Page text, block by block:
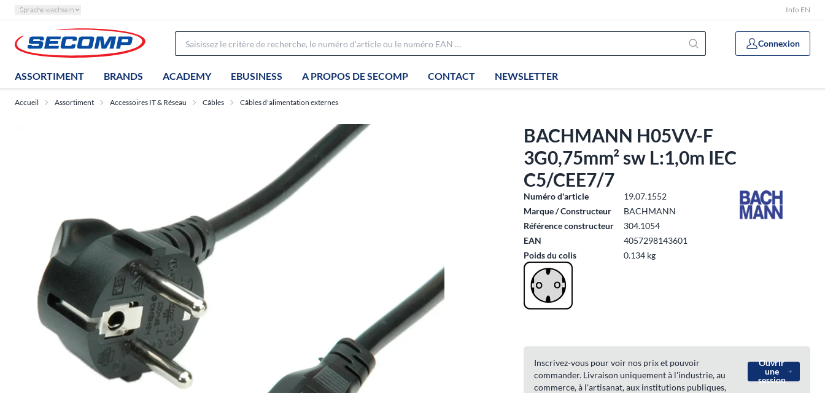
Sprache wechseln Info EN
Connexion
ASSORTIMENT BRANDS ACADEMY EBUSINESS A PROPOS DE SECOMP CONTACT NEWSLETTER
Accueil Assortiment Accessoires IT & Réseau Câbles Câbles d'alimentation externes
BACHMANN H05VV-F
3G0,75mm² sw L:1,0m IEC
C5/CEE7/7
Numéro d'article
19.07.1552
Marque / Constructeur
BACHMANN
Référence constructeur
304.1054
EAN
4057298143601
Poids du colis
0.134 kg
Inscrivez-vous pour voir nos prix et pouvoir
commander. Livraison uniquement à l'industrie, au
commerce, à l'artisanat, aux institutions publiques,
Ouvrir
une
session